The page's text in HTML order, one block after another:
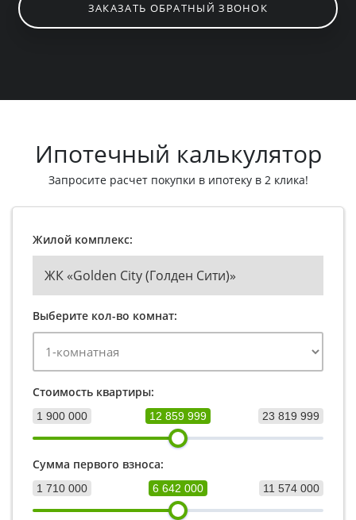
ЗАКАЗАТЬ ОБРАТНЫЙ ЗВОНОК
Ипотечный калькулятор
Запросите расчет покупки в ипотеку в 2 клика!
Жилой комплекс:
ЖК «Golden City (Голден Сити)»
Выберите кол-во комнат:
Стоимость квартиры:
1 900 000 23 819 999
12 859 999
Сумма первого взноса:
1 710 000 11 574 000
6 642 000